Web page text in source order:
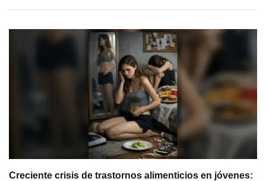
Creciente crisis de trastornos alimenticios en jóvenes: